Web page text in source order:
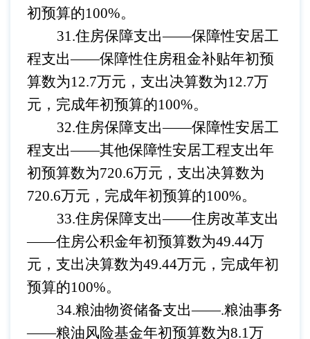
初预算的100%。
31.住房保障支出——保障性安居工
程支出——保障性住房租金补贴年初预
算数为12.7万元，支出决算数为12.7万
元，完成年初预算的100%。
32.住房保障支出——保障性安居工
程支出——其他保障性安居工程支出年
初预算数为720.6万元，支出决算数为
720.6万元，完成年初预算的100%。
33.住房保障支出——住房改革支出
——住房公积金年初预算数为49.44万
元，支出决算数为49.44万元，完成年初
预算的100%。
34.粮油物资储备支出——.粮油事务
——粮油风险基金年初预算数为8.1万